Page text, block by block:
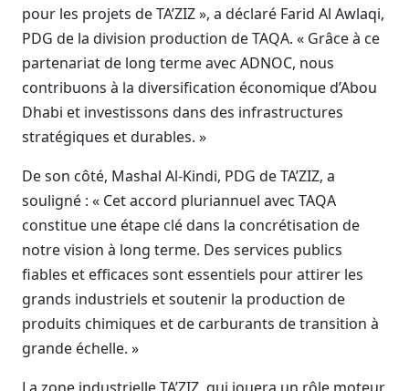
pour les projets de TA’ZIZ », a déclaré Farid Al Awlaqi,
PDG de la division production de TAQA. « Grâce à ce
partenariat de long terme avec ADNOC, nous
contribuons à la diversification économique d’Abou
Dhabi et investissons dans des infrastructures
stratégiques et durables. »
De son côté, Mashal Al-Kindi, PDG de TA’ZIZ, a
souligné : « Cet accord pluriannuel avec TAQA
constitue une étape clé dans la concrétisation de
notre vision à long terme. Des services publics
fiables et efficaces sont essentiels pour attirer les
grands industriels et soutenir la production de
produits chimiques et de carburants de transition à
grande échelle. »